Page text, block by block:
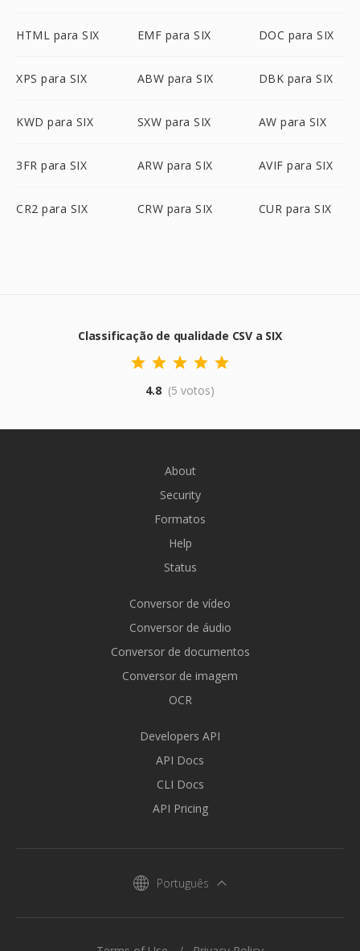
HTML para SIX EMF para SIX DOC para SIX
XPS para SIX ABW para SIX DBK para SIX
KWD para SIX SXW para SIX AW para SIX
3FR para SIX ARW para SIX AVIF para SIX
CR2 para SIX CRW para SIX CUR para SIX
Classificação de qualidade CSV a SIX
4.8 (5 votos)
About
Security
Formatos
Help
Status
Conversor de vídeo
Conversor de áudio
Conversor de documentos
Conversor de imagem
OCR
Developers API
API Docs
CLI Docs
API Pricing
Português